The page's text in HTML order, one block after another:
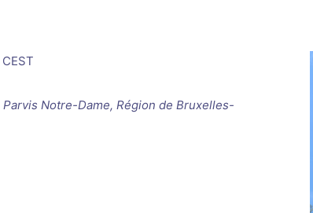
CEST
Parvis Notre-Dame, Région de Bruxelles-